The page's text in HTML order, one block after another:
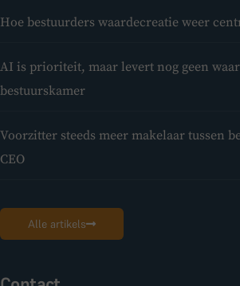
Hoe bestuurders waardecreatie weer
AI is prioriteit, maar levert nog geen
bestuurskamer
Voorzitter steeds meer makelaar tussen
CEO
Alle artikels